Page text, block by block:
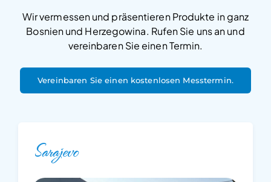
Wir vermessen und präsentieren Produkte in ganz
Bosnien und Herzegowina. Rufen Sie uns an und
vereinbaren Sie einen Termin.
Vereinbaren Sie einen kostenlosen Messtermin.
Sarajevo